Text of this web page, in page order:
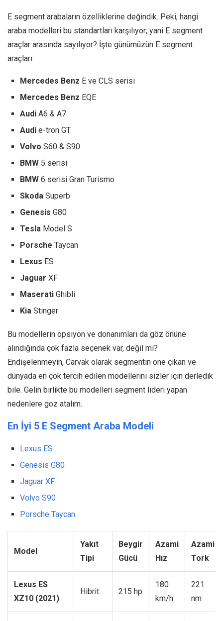
E segment arabaların özelliklerine değindik. Peki, hangi
araba modelleri bu standartları karşılıyor; yani E segment
araçlar arasında sayılıyor? İşte günümüzün E segment
araçları:
Mercedes Benz E ve CLS serisi
Mercedes Benz EQE
Audi A6 & A7
Audi e-tron GT
Volvo S60 & S90
BMW 5 serisi
BMW 6 serisi Gran Turismo
Skoda Superb
Genesis G80
Tesla Model S
Porsche Taycan
Lexus ES
Jaguar XF
Maserati Ghibli
Kia Stinger
Bu modellerin opsiyon ve donanımları da göz önüne
alındığında çok fazla seçenek var, değil mi?
Endişelenmeyin, Carvak olarak segmentin öne çıkan ve
dünyada en çok tercih edilen modellerini sizler için derledik
bile. Gelin birlikte bu modelleri segment lideri yapan
nedenlere göz atalım.
En İyi 5 E Segment Araba Modeli
Lexus ES
Genesis G80
Jaguar XF
Volvo S90
Porsche Taycan
Model
Yakıt
Tipi
Beygir
Gücü
Azami
Hız
Azami
Tork
Lexus ES
XZ10 (2021)
Hibrit 215 hp
180
km/h
221
nm